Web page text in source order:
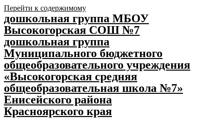
Перейти к содержимому
дошкольная группа МБОУ
Высокогорская СОШ №7
дошкольная группа
Муниципального бюджетного
общеобразовательного учреждения
«Высокогорская средняя
общеобразовательная школа №7»
Енисейского района
Красноярского края